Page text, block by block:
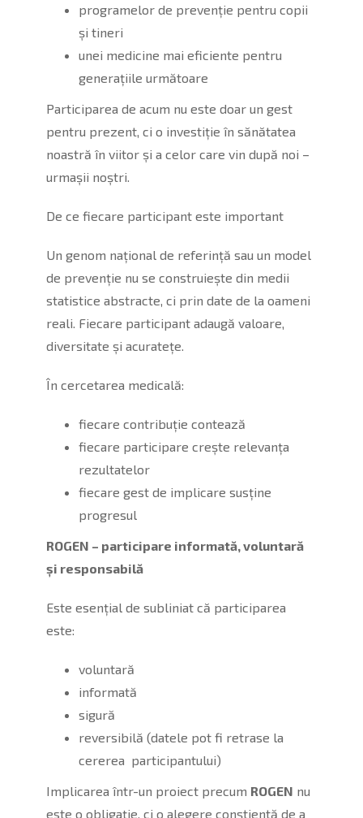
programelor de prevenție pentru copii
și tineri
unei medicine mai eficiente pentru
generațiile următoare
Participarea de acum nu este doar un gest
pentru prezent, ci o investiție în sănătatea
noastră în viitor și a celor care vin după noi –
urmașii noștri.
De ce fiecare participant este important
Un genom național de referință sau un model
de prevenție nu se construiește din medii
statistice abstracte, ci prin date de la oameni
reali. Fiecare participant adaugă valoare,
diversitate și acuratețe.
În cercetarea medicală:
fiecare contribuție contează
fiecare participare crește relevanța
rezultatelor
fiecare gest de implicare susține
progresul
ROGEN – participare informată, voluntară
și responsabilă
Este esențial de subliniat că participarea
este:
voluntară
informată
sigură
reversibilă (datele pot fi retrase la
cererea participantului)
Implicarea într-un proiect precum ROGEN nu
este o obligație, ci o alegere conștientă de a